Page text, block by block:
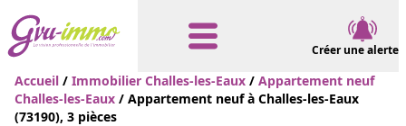
Créer une alerte
Accueil / Immobilier Challes-les-Eaux / Appartement neuf
Challes-les-Eaux / Appartement neuf à Challes-les-Eaux
(73190), 3 pièces